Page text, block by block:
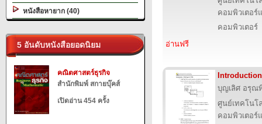
หนังสือหายาก (40)
5 อันดับหนังสือยอดนิยม
คณิตศาสตร์ธุรกิจ
สำนักพิมพ์ สกายบุ๊คส์
เปิดอ่าน 454 ครั้ง
คอมพิวเตอร์
คอมพิวเตอร์
อ่านฟรี
บุญเลิศ อรุณ
ศูนย์เทคโนโ
คอมพิวเตอร์